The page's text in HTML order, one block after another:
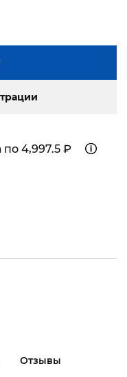
по 4,997.5 ₽
Отзывы